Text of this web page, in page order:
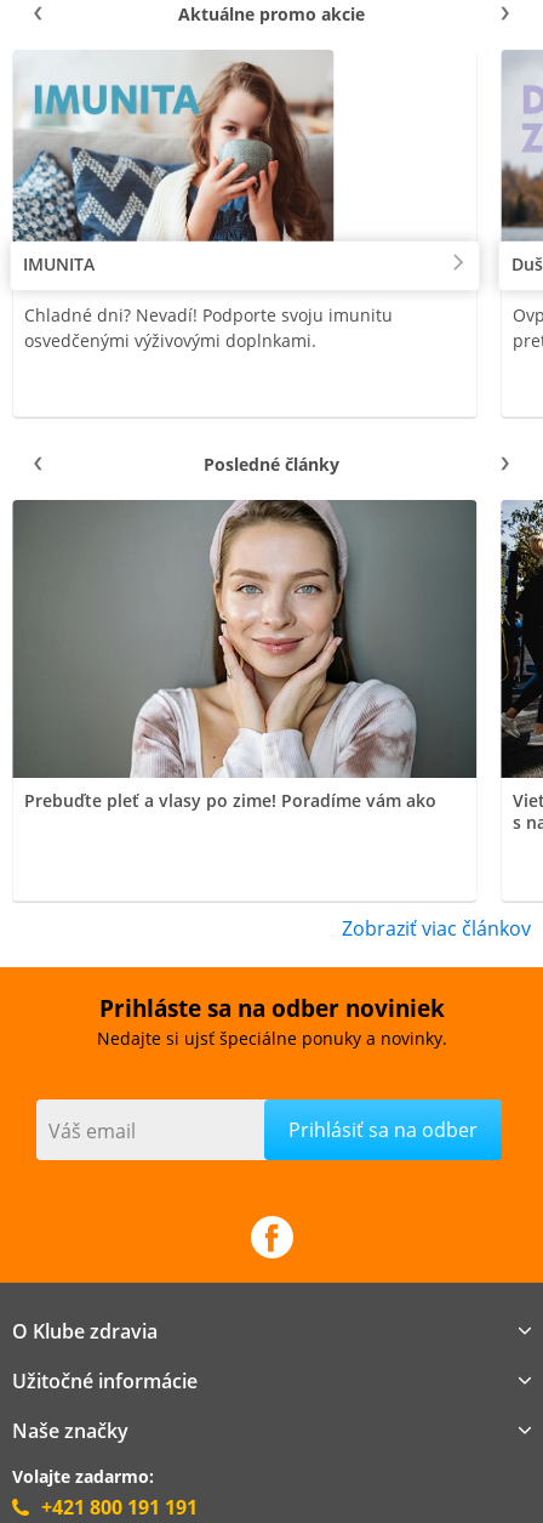
Aktuálne promo akcie
IMUNITA
Chladné dni? Nevadí! Podporte svoju imunitu
osvedčenými výživovými doplnkami.
Posledné články
Prebuďte pleť a vlasy po zime! Poradíme vám ako
s
Zobraziť viac článkov
Prihláste sa na odber noviniek
Nedajte si ujsť špeciálne ponuky a novinky.
Váš email
O Klube zdravia
Užitočné informácie
Naše značky
Volajte zadarmo:
+421 800 191 191